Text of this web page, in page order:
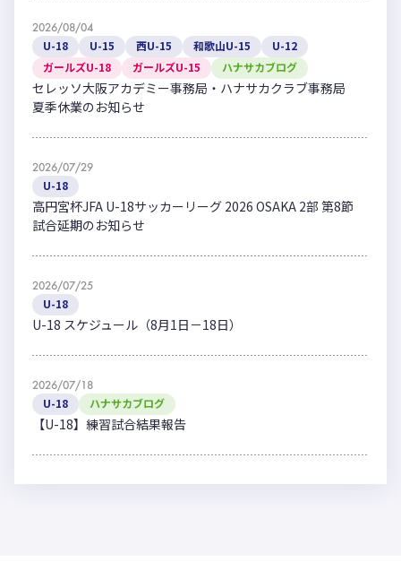
2026/08/04
U-18 U-15 西U-15 和歌山U-15
U-12
ガールズU-18
ガールズU-15 ハナサカブログ
セレッソ大阪アカデミー事務局・ハナサカクラブ事務局
夏季休業のお知らせ
2026/07/29
U-18
高円宮杯JFA U-18サッカーリーグ 2026 OSAKA 2部 第8節
試合延期のお知らせ
2026/07/25
U-18
U-18 スケジュール（8月1日－18日）
2026/07/18
U-18 ハナサカブログ
【U-18】練習試合結果報告